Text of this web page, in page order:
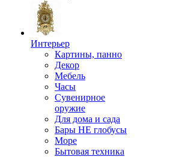
Интерьер
Картины, панно
Декор
Мебель
Часы
Сувенирное
оружие
Для дома и сада
Бары НЕ глобусы
Море
Бытовая техника